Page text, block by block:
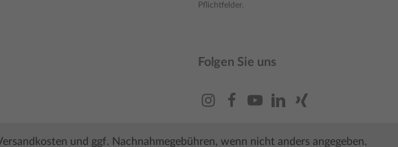
Pflichtfelder.
Folgen Sie uns
und ggf. Nachnahmegebühren, wenn nicht anders angegeben.